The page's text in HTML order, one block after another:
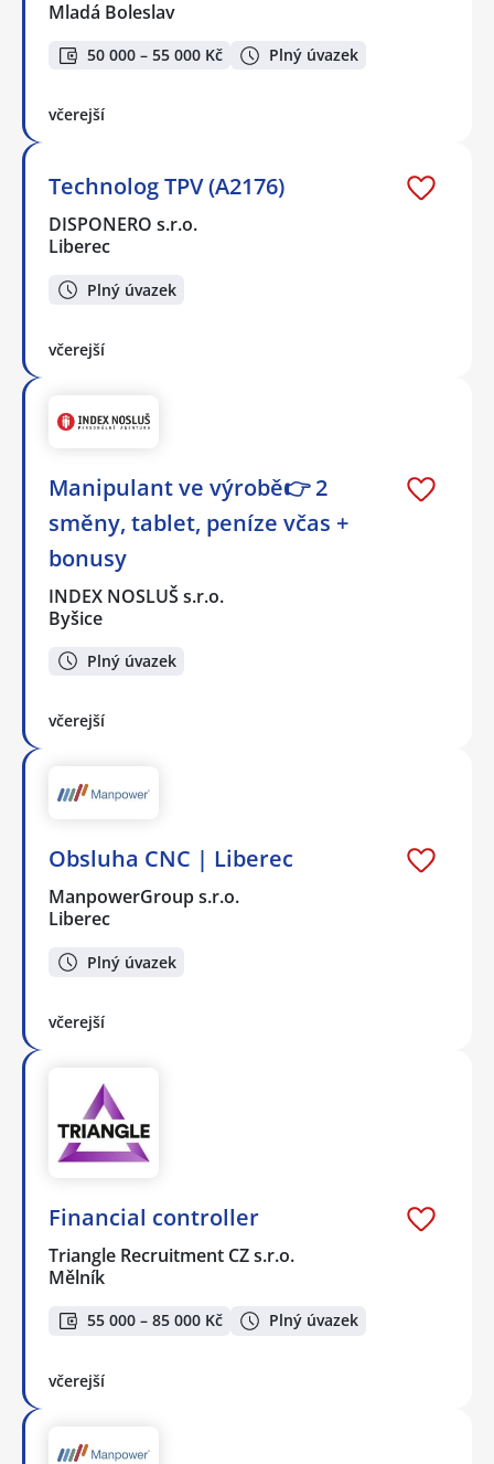
Mladá Boleslav
50 000 – 55 000 Kč Plný úvazek
včerejší
Technolog TPV (A2176)
DISPONERO s.r.o.
Liberec
Plný úvazek
včerejší
Manipulant ve výrobě👉 2
směny, tablet, peníze včas +
bonusy
INDEX NOSLUŠ s.r.o.
Byšice
Plný úvazek
včerejší
Obsluha CNC | Liberec
ManpowerGroup s.r.o.
Liberec
Plný úvazek
včerejší
Financial controller
Triangle Recruitment CZ s.r.o.
Mělník
55 000 – 85 000 Kč Plný úvazek
včerejší